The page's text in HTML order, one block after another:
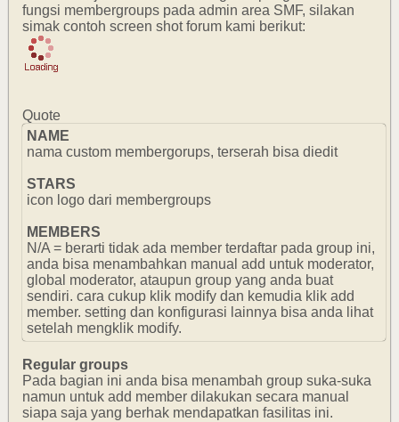
fungsi membergroups pada admin area SMF, silakan
simak contoh screen shot forum kami berikut:
Quote
NAME
nama custom membergorups, terserah bisa diedit
STARS
icon logo dari membergroups
MEMBERS
N/A = berarti tidak ada member terdaftar pada group ini,
anda bisa menambahkan manual add untuk moderator,
global moderator, ataupun group yang anda buat
sendiri. cara cukup klik modify dan kemudia klik add
member. setting dan konfigurasi lainnya bisa anda lihat
setelah mengklik modify.
Regular groups
Pada bagian ini anda bisa menambah group suka-suka
namun untuk add member dilakukan secara manual
siapa saja yang berhak mendapatkan fasilitas ini.